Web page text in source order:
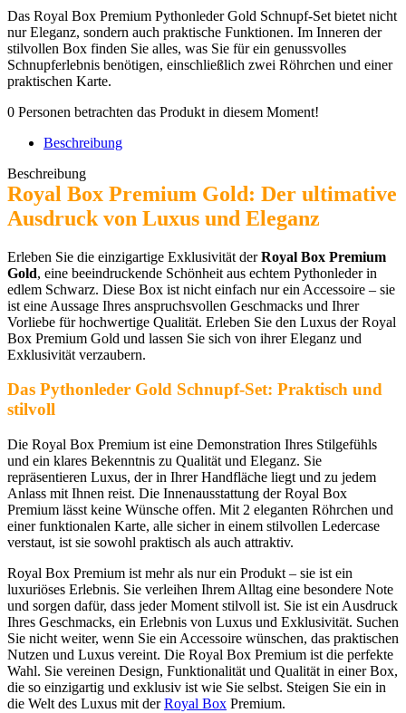
Das Royal Box Premium Pythonleder Gold Schnupf-Set bietet nicht
nur Eleganz, sondern auch praktische Funktionen. Im Inneren der
stilvollen Box finden Sie alles, was Sie für ein genussvolles
Schnupferlebnis benötigen, einschließlich zwei Röhrchen und einer
praktischen Karte.
0 Personen betrachten das Produkt in diesem Moment!
Beschreibung
Beschreibung
Royal Box Premium Gold: Der ultimative
Ausdruck von Luxus und Eleganz
Erleben Sie die einzigartige Exklusivität derRoyal Box Premium
Gold, eine beeindruckende Schönheit aus echtem Pythonleder in
edlem Schwarz. Diese Box ist nicht einfach nur ein Accessoire – sie
ist eine Aussage Ihres anspruchsvollen Geschmacks und Ihrer
Vorliebe für hochwertige Qualität. Erleben Sie den Luxus der Royal
Box Premium Gold und lassen Sie sich von ihrer Eleganz und
Exklusivität verzaubern.
Das Pythonleder Gold Schnupf-Set: Praktisch und
stilvoll
Die Royal Box Premium ist eine Demonstration Ihres Stilgefühls
und ein klares Bekenntnis zu Qualität und Eleganz. Sie
repräsentieren Luxus, der in Ihrer Handfläche liegt und zu jedem
Anlass mit Ihnen reist. Die Innenausstattung der Royal Box
Premium lässt keine Wünsche offen. Mit 2 eleganten Röhrchen und
einer funktionalen Karte, alle sicher in einem stilvollen Ledercase
verstaut, ist sie sowohl praktisch als auch attraktiv.
Royal Box Premium ist mehr als nur ein Produkt – sie ist ein
luxuriöses Erlebnis. Sie verleihen Ihrem Alltag eine besondere Note
und sorgen dafür, dass jeder Moment stilvoll ist. Sie ist ein Ausdruck
Ihres Geschmacks, ein Erlebnis von Luxus und Exklusivität. Suchen
Sie nicht weiter, wenn Sie ein Accessoire wünschen, das praktischen
Nutzen und Luxus vereint. Die Royal Box Premium ist die perfekte
Wahl. Sie vereinen Design, Funktionalität und Qualität in einer Box,
die so einzigartig und exklusiv ist wie Sie selbst. Steigen Sie ein in
die Welt des Luxus mit derRoyal Box Premium.